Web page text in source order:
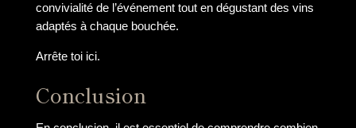
convivialité de l’événement tout en dégustant des vins
adaptés à chaque bouchée.
Arrête toi ici.
Conclusion